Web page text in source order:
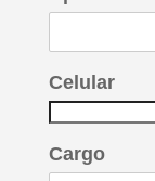
Celular
Cargo